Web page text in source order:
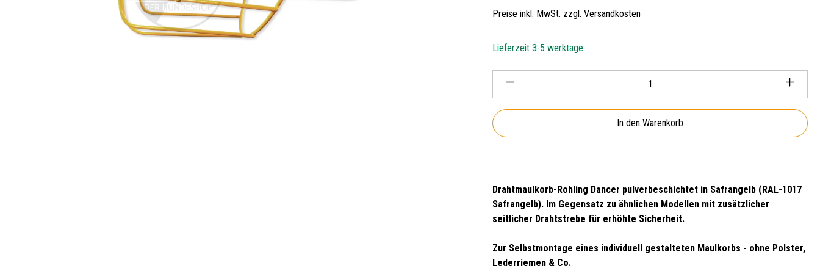
Preise inkl. MwSt. zzgl. Versandkosten
Lieferzeit 3-5 werktage
Produkt Anzahl: Gib den gewünschten Wert ein oder
In den Warenkorb
Drahtmaulkorb-Rohling Dancer pulverbeschichtet in Safrangelb (RAL-1017
Safrangelb). Im Gegensatz zu ähnlichen Modellen mit zusätzlicher
seitlicher Drahtstrebe für erhöhte Sicherheit.
Zur Selbstmontage eines individuell gestalteten Maulkorbs - ohne Polster,
Lederriemen & Co.